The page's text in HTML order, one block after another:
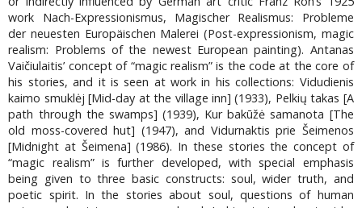
work Nach-Expressionismus, Magischer Realismus: Probleme
der neuesten Europäischen Malerei (Post-expressionism, magic
realism: Problems of the newest European painting). Antanas
Vaičiulaitis’ concept of “magic realism” is the code at the core of
his stories, and it is seen at work in his collections: Vidudienis
kaimo smuklėj [Mid-day at the village inn] (1933), Pelkių takas [A
path through the swamps] (1939), Kur bakūžė samanota [The
old moss-covered hut] (1947), and Vidurnaktis prie Šeimenos
[Midnight at Šeimena] (1986). In these stories the concept of
“magic realism” is further developed, with special emphasis
being given to three basic constructs: soul, wider truth, and
poetic spirit. In the stories about soul, questions of human